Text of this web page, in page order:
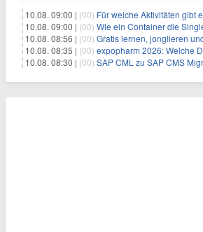
10.08. 09:00 | (00) Für welche Aktivitäten gibt
10.08. 09:00 | (00) Wie ein Container die Single-
10.08. 08:56 | (00) Gratis lernen, jonglieren und das
10.08. 08:35 | (00) expopharm 2026: Welche
10.08. 08:30 | (00) SAP CML zu SAP CMS Migration: Wie Banken ihr Sicherheitenmanagement für